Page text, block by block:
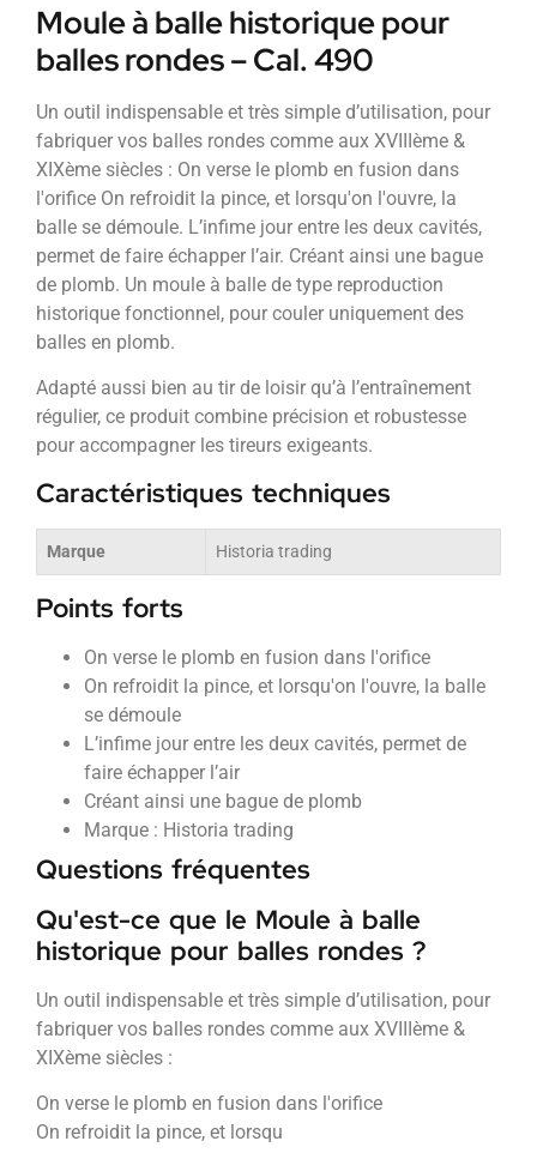
Moule à balle historique pour
balles rondes – Cal. 490
Un outil indispensable et très simple d’utilisation, pour
fabriquer vos balles rondes comme aux XVIIIème &
XIXème siècles : On verse le plomb en fusion dans
l'orifice On refroidit la pince, et lorsqu'on l'ouvre, la
balle se démoule. L’infime jour entre les deux cavités,
permet de faire échapper l’air. Créant ainsi une bague
de plomb. Un moule à balle de type reproduction
historique fonctionnel, pour couler uniquement des
balles en plomb.
Adapté aussi bien au tir de loisir qu’à l’entraînement
régulier, ce produit combine précision et robustesse
pour accompagner les tireurs exigeants.
Caractéristiques techniques
Marque Historia trading
Points forts
On verse le plomb en fusion dans l'orifice
On refroidit la pince, et lorsqu'on l'ouvre, la balle
se démoule
L’infime jour entre les deux cavités, permet de
faire échapper l’air
Créant ainsi une bague de plomb
Marque : Historia trading
Questions fréquentes
Qu'est-ce que le Moule à balle
historique pour balles rondes ?
Un outil indispensable et très simple d’utilisation, pour
fabriquer vos balles rondes comme aux XVIIIème &
XIXème siècles :
On verse le plomb en fusion dans l'orifice
On refroidit la pince, et lorsqu